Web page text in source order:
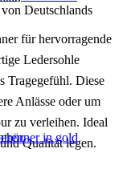
für hervorragende
Ledersohle
Tragegefühl. Diese
Anlässe oder um
zu verleihen. Ideal
Qualität legen.
Deutschlands
in gold